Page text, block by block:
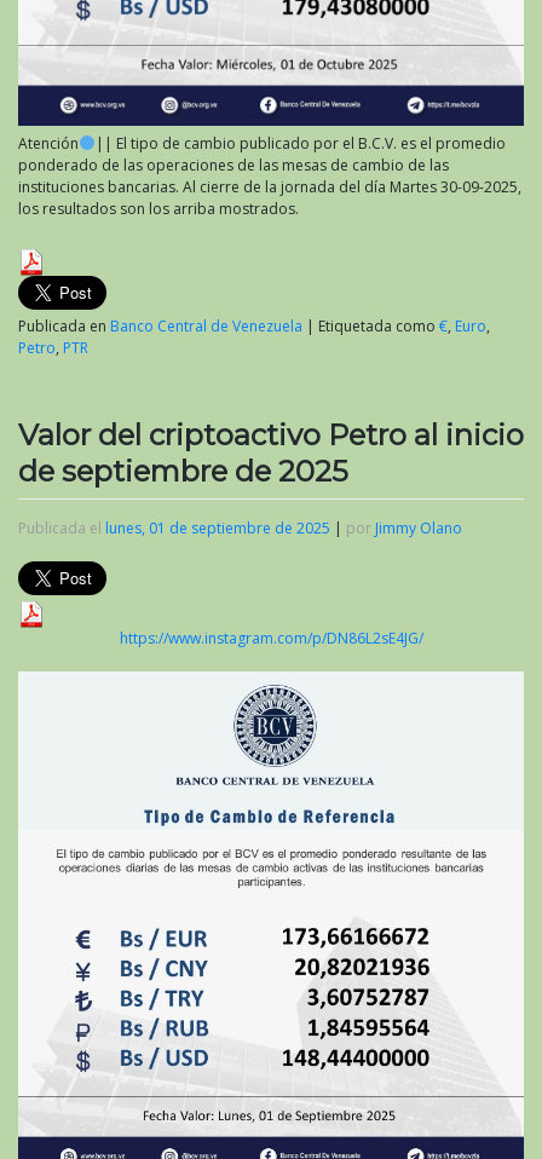
Atención
|| El tipo de cambio publicado por el B.C.V. es el promedio
ponderado de las operaciones de las mesas de cambio de las
instituciones bancarias. Al cierre de la jornada del día Martes 30-09-2025,
los resultados son los arriba mostrados.
Publicada en Banco Central de Venezuela | Etiquetada como €, Euro,
Petro, PTR
Valor del criptoactivo Petro al inicio
de septiembre de 2025
Publicada el lunes, 01 de septiembre de 2025 | por Jimmy Olano
https://www.instagram.com/p/DN86L2sE4JG/